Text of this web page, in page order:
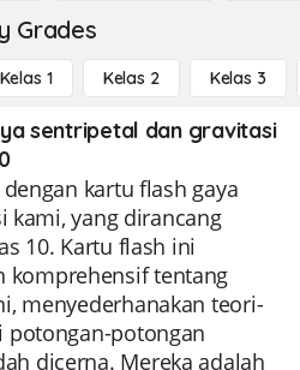
Grades
Kelas 1 Kelas 2 Kelas 3
sentripetal dan gravitasi
kartu flash gaya
kami, yang dirancang
10. Kartu flash ini
komprehensif tentang
menyederhanakan teori-
potongan
dicerna. Mereka adalah